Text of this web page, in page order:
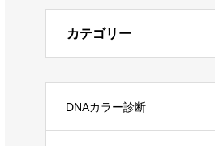
カテゴリー
DNAカラー診断